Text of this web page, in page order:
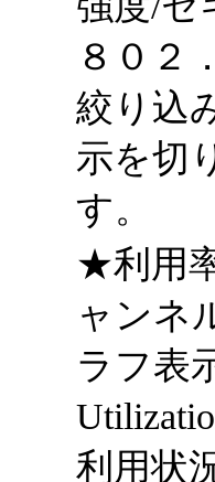
８０２
絞り込
示を切
す。
★利用
ャンネ
ラフ表
利用状